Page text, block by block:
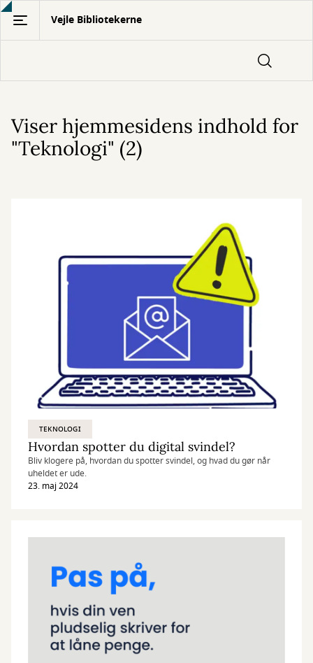
Gå
hovedindhold
Vejle Bibliotekerne
Viser hjemmesidens indhold for
"Teknologi" (2)
TEKNOLOGI
Hvordan spotter du digital svindel?
Bliv klogere på, hvordan du spotter svindel, og hvad du gør når
uheldet er ude.
23. maj 2024